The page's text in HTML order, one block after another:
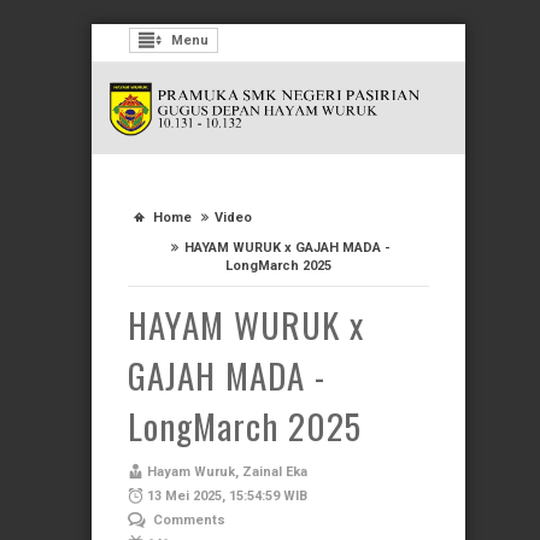
Menu
Home
Video
HAYAM WURUK x GAJAH MADA -
LongMarch 2025
HAYAM WURUK x
GAJAH MADA -
LongMarch 2025
Hayam Wuruk, Zainal Eka
13 Mei 2025, 15:54:59 WIB
Comments